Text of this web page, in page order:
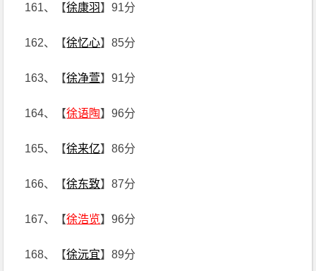
161、【徐康羽】91分
162、【徐忆心】85分
163、【徐净萱】91分
164、【徐语陶】96分
165、【徐来亿】86分
166、【徐东致】87分
167、【徐浩览】96分
168、【徐沅宜】89分